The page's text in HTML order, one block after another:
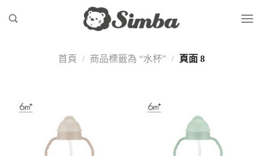
首頁 / 商品標籤為 “水杯” / 頁面 8